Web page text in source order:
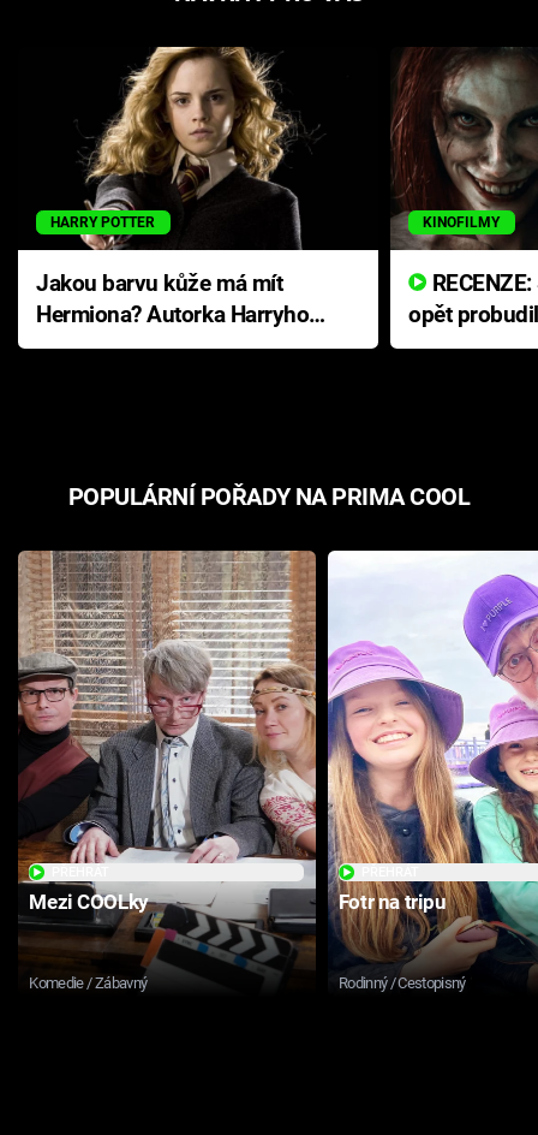
HARRY POTTER
Jakou barvu kůže má mít
Hermiona? Autorka Harryho
Pottera přišla s ráznou
KINOFILMY
opět
přichází s
POPULÁRNÍ POŘADY NA PRIMA COOL
Mezi COOLky
Komedie / Zábavný
Fotr na tripu
Rodinný / Cestopisný